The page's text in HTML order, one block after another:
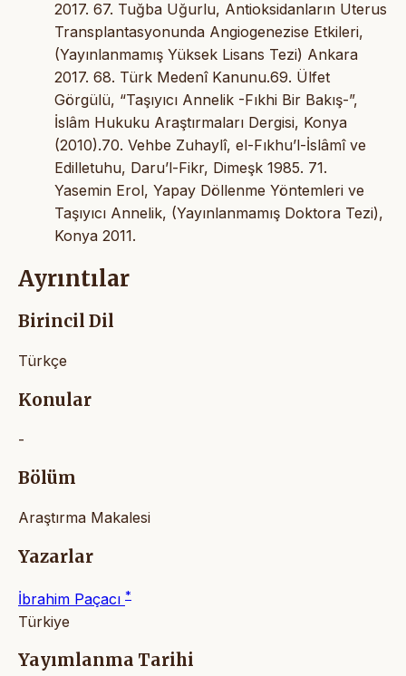
2017. 67. Tuğba Uğurlu, Antioksidanların Uterus
Transplantasyonunda Angiogenezise Etkileri,
(Yayınlanmamış Yüksek Lisans Tezi) Ankara
2017. 68. Türk Medenî Kanunu.69. Ülfet
Görgülü, “Taşıyıcı Annelik -Fıkhi Bir Bakış-”,
İslâm Hukuku Araştırmaları Dergisi, Konya
(2010).70. Vehbe Zuhaylî, el-Fıkhu’l-İslâmî ve
Edilletuhu, Daru’l-Fikr, Dimeşk 1985. 71.
Yasemin Erol, Yapay Döllenme Yöntemleri ve
Taşıyıcı Annelik, (Yayınlanmamış Doktora Tezi),
Konya 2011.
Ayrıntılar
Birincil Dil
Türkçe
Konular
-
Bölüm
Araştırma Makalesi
Yazarlar
İbrahim Paçacı *
Türkiye
Yayımlanma Tarihi